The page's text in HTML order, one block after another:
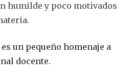
humilde y poco motivados
es un pequeño homenaje a
docente.